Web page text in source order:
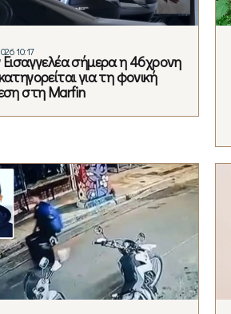
10:17
Εισαγγελέα σήμερα η 46χρονη
για τη φονική
στη Marfin